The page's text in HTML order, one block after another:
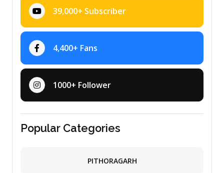
39,000+ Subscriber
4,400+ Fans
1000+ Follower
Popular Categories
PITHORAGARH